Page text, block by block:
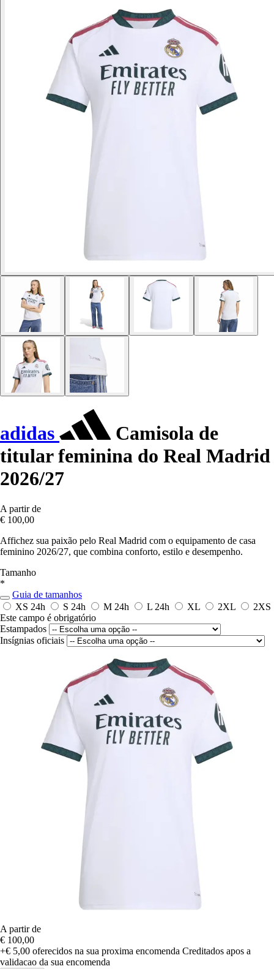
adidas
Camisola de
titular feminina do Real Madrid
2026/27
A partir de
€ 100,00
Affichez sua paixão pelo Real Madrid com o equipamento de casa
feminino 2026/27, que combina conforto, estilo e desempenho.
Tamanho
*
Guia de tamanhos
XS 24h S 24h M 24h L 24h XL 2XL
2XS
Este campo é obrigatório
Estampados
Insígnias oficiais
A partir de
€ 100,00
+€ 5,00 oferecidos na sua proxima encomenda Creditados apos a
validacao da sua encomenda